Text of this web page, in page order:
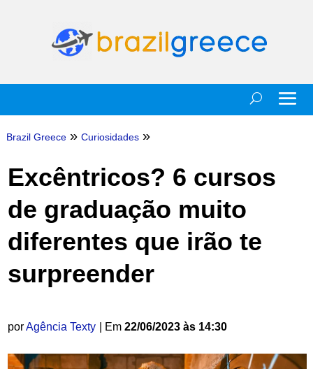
Brazil Greece » Curiosidades »
Excêntricos? 6 cursos
de graduação muito
diferentes que irão te
surpreender
porAgência Texty | Em 22/06/2023 às 14:30